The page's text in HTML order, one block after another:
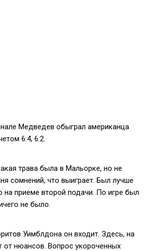
Медведев обыграл американца
6:4, 6:2.
трава была в Мальорке, но не
сомнений, что выиграет. Был лучше
на приеме второй подачи. По игре был
не было.
Уимблдона он входит. Здесь, на
от нюансов. Вопрос укороченных